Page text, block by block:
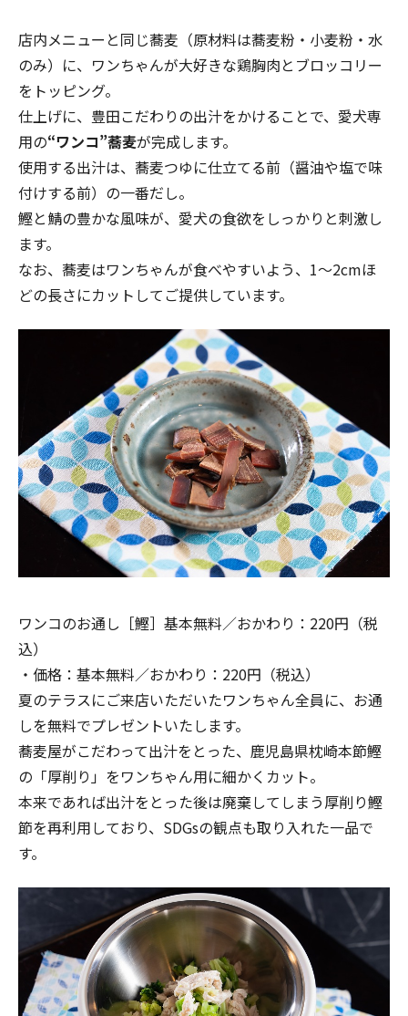
店内メニューと同じ蕎麦（原材料は蕎麦粉・小麦粉・水
のみ）に、ワンちゃんが大好きな鶏胸肉とブロッコリー
をトッピング。
仕上げに、豊田こだわりの出汁をかけることで、愛犬専
用の“ワンコ”蕎麦が完成します。
使用する出汁は、蕎麦つゆに仕立てる前（醤油や塩で味
付けする前）の一番だし。
鰹と鯖の豊かな風味が、愛犬の食欲をしっかりと刺激し
ます。
なお、蕎麦はワンちゃんが食べやすいよう、1～2cmほ
どの長さにカットしてご提供しています。
ワンコのお通し［鰹］基本無料／おかわり：220円（税
込）
・価格：基本無料／おかわり：220円（税込）
夏のテラスにご来店いただいたワンちゃん全員に、お通
しを無料でプレゼントいたします。
蕎麦屋がこだわって出汁をとった、鹿児島県枕崎本節鰹
の「厚削り」をワンちゃん用に細かくカット。
本来であれば出汁をとった後は廃棄してしまう厚削り鰹
節を再利用しており、SDGsの観点も取り入れた一品で
す。